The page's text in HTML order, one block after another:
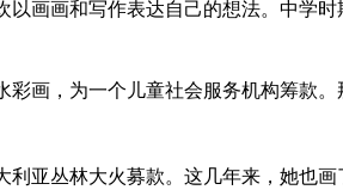
画画和写作表达自己的想法。中学
画，为一个儿童社会服务机构筹款
亚丛林大火募款。这几年来，她也